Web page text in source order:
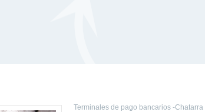
Terminales de pago bancarios -Chatarra